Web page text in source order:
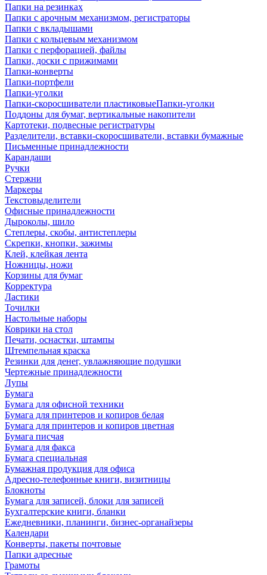
Папки на резинках
Папки с арочным механизмом, регистраторы
Папки с вкладышами
Папки с кольцевым механизмом
Папки с перфорацией, файлы
Папки, доски с прижимами
Папки-конверты
Папки-портфели
Папки-уголки
Папки-скоросшиватели пластиковыеПапки-уголки
Поддоны для бумаг, вертикальные накопители
Картотеки, подвесные регистратуры
Разделители, вставки-скоросшиватели, вставки бумажные
Письменные принадлежности
Карандаши
Ручки
Стержни
Маркеры
Текстовыделители
Офисные принадлежности
Дыроколы, шило
Степлеры, скобы, антистеплеры
Скрепки, кнопки, зажимы
Клей, клейкая лента
Ножницы, ножи
Корзины для бумаг
Корректура
Ластики
Точилки
Настольные наборы
Коврики на стол
Печати, оснастки, штампы
Штемпельная краска
Резинки для денег, увлажняющие подушки
Чертежные принадлежности
Лупы
Бумага
Бумага для офисной техники
Бумага для принтеров и копиров белая
Бумага для принтеров и копиров цветная
Бумага писчая
Бумага для факса
Бумага специальная
Бумажная продукция для офиса
Адресно-телефонные книги, визитницы
Блокноты
Бумага для записей, блоки для записей
Бухгалтерские книги, бланки
Ежедневники, планинги, бизнес-органайзеры
Календари
Конверты, пакеты почтовые
Папки адресные
Грамоты